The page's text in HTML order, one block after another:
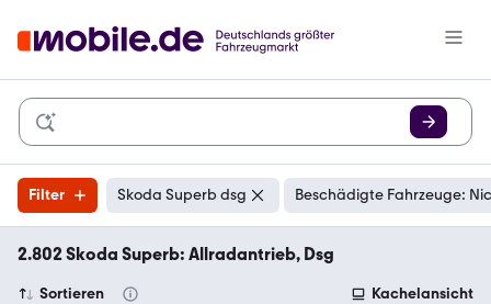
Filter Skoda Superb dsg Beschädigte Fahrzeuge:
2.802 Skoda Superb: Allradantrieb, Dsg
Sortieren Kachelansicht